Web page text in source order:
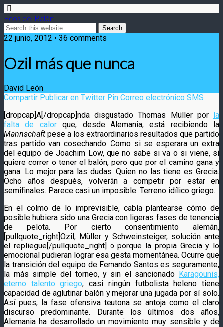
Ecos del Balón
22 junio, 2012 • 36 comments
Ozil más que nunca
David León
Compartir Publicar en Twitter Pin Correo electrónico SMS
[dropcap]A[/dropcap]nda disgustado Thomas Müller por la
falta de calorque, desde Alemania, está recibiendo la
Mannschaft pese a los extraordinarios resultados que partido
tras partido van cosechando. Como si se esperara un extra
del equipo de Joachim Löw, que no sabe si va o si viene, si
quiere correr o tener el balón, pero que por el camino gana y
gana. Lo mejor para las dudas. Quien no las tiene es Grecia.
Ocho años después, volverán a competir por estar en
semifinales. Parece casi un imposible. Terreno idílico griego.
En el colmo de lo imprevisible, cabía plantearse cómo de
posible hubiera sido una Grecia con ligeras fases de tenencia
de pelota. Por cierto consentimiento alemán,
[pullquote_right]Ozil, Müller y Schweinsteiger, solución ante
el repliegue[/pullquote_right] o porque la propia Grecia y lo
emocional pudieran lograr esa gesta momentánea. Ocurre que
la transición del equipo de Fernando Santos es seguramente,
la más simple del torneo, y sin el sancionado Karagounis,
eterno talento griego, casi ningún futbolista heleno tiene
capacidad de aglutinar balón y mejorar una jugada por sí solo.
Así pues, la fase ofensiva teutona se antoja como el claro
discurso predominante. Durante los últimos dos años,
Alemania ha desarrollado un movimiento muy sensible y de